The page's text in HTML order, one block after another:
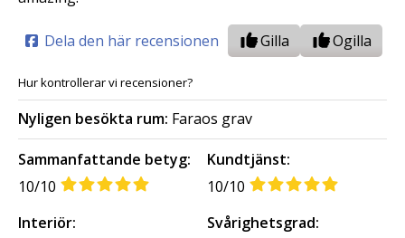
Dela den här recensionen Gilla Ogilla
Hur kontrollerar vi recensioner?
Nyligen besökta rum: Faraos grav
Sammanfattande betyg:
10/10
Kundtjänst:
10/10
Interiör:
Svårighetsgrad: